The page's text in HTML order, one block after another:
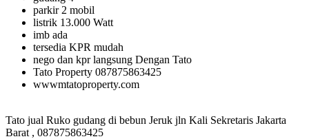
parkir 2 mobil
listrik 13.000 Watt
imb ada
tersedia KPR mudah
nego dan kpr langsung Dengan Tato
Tato Property 087875863425
wwwmtatoproperty.com
Tato jual Ruko gudang di bebun Jeruk jln Kali Sekretaris Jakarta
Barat , 087875863425